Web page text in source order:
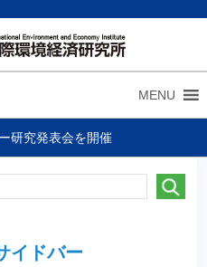
MENU
研究発表会を開催
イドバー